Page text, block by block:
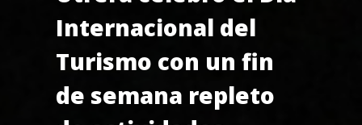
Internacional del
Turismo con un fin
de semana repleto